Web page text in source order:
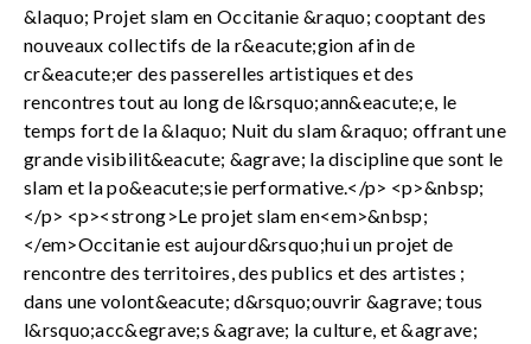
&laquo; Projet slam en Occitanie &raquo; cooptant des
nouveaux collectifs de la r&eacute;gion afin de
cr&eacute;er des passerelles artistiques et des
rencontres tout au long de l&rsquo;ann&eacute;e, le
temps fort de la &laquo; Nuit du slam &raquo; offrant une
grande visibilit&eacute; &agrave; la discipline que sont le
slam et la po&eacute;sie performative.</p> <p>&nbsp;
</p> <p><strong>Le projet slam en<em>&nbsp;
</em>Occitanie est aujourd&rsquo;hui un projet de
rencontre des territoires, des publics et des artistes ;
dans une volont&eacute; d&rsquo;ouvrir &agrave; tous
l&rsquo;acc&egrave;s &agrave; la culture, et &agrave;